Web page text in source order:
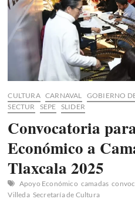
CULTURA CARNAVAL GOBIERNO
SECTUR
SEPE SLIDER
Convocatoria
Económico a
Tlaxcala 2025
Apoyo Económico camadas
Villeda Secretaría de Cultura